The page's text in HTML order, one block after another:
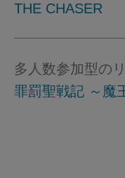
THE CHASER
多人数参加型の
罪罰聖戦記 ～魔